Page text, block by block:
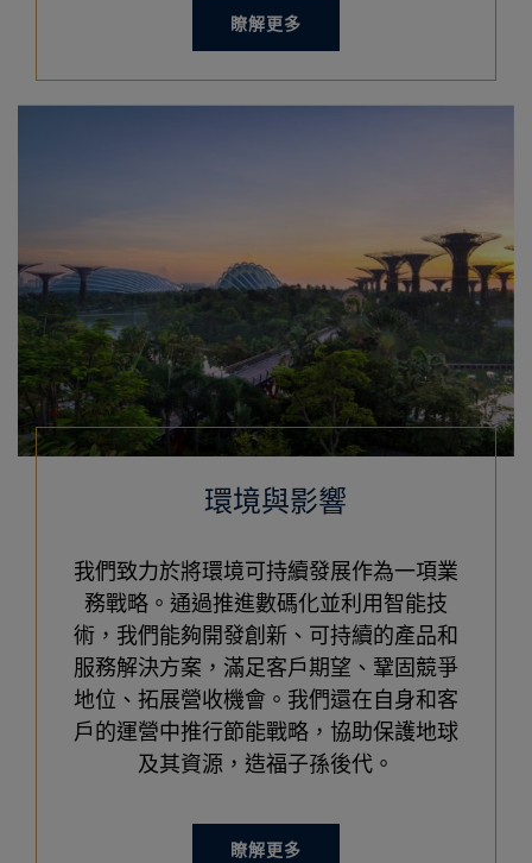
瞭解更多
環境與影響
我們致力於將環境可持續發展作為一項業
務戰略。通過推進數碼化並利用智能技
術，我們能夠開發創新、可持續的產品和
服務解決方案，滿足客戶期望、鞏固競爭
地位、拓展營收機會。我們還在自身和客
戶的運營中推行節能戰略，協助保護地球
及其資源，造福子孫後代。
瞭解更多